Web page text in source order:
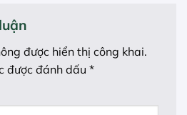
được hiển thị công khai.
được đánh dấu *